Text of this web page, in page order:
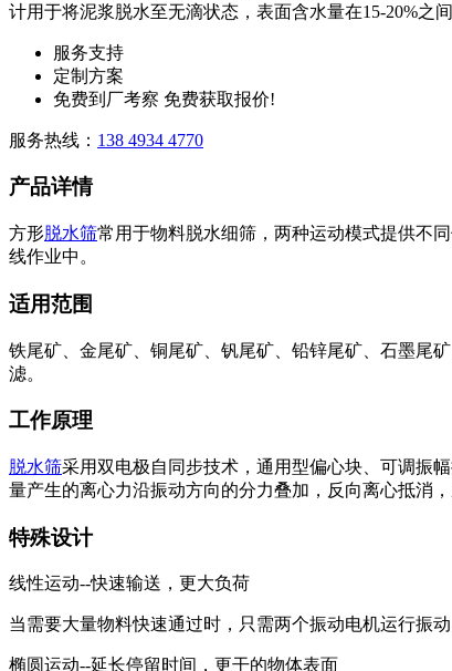
计用于将泥浆脱水至无滴状态，表面含水量在15-20%之
服务支持
定制方案
免费到厂考察 免费获取报价!
服务热线： 138 4934 4770
产品详情
方形脱水筛常用于物料脱水细筛，两种运动模式提供不
线作业中。
适用范围
铁尾矿、金尾矿、铜尾矿、钒尾矿、铅锌尾矿、石墨尾
滤。
工作原理
脱水筛采用双电极自同步技术，通用型偏心块、可调振
量产生的离心力沿振动方向的分力叠加，反向离心抵消
特殊设计
线性运动--快速输送，更大负荷
当需要大量物料快速通过时，只需两个振动电机运行振
椭圆运动--延长停留时间，更干的物体表面